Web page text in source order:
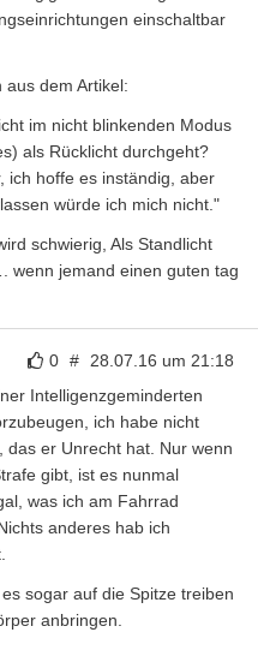
das er Unrecht hat. Nur wenn
gibt, ist es nunmal
anderes hab ich
sogar auf die Spitze treiben
anbringen.
0 # 28.07.16 um 11:30
Eier glühend unterm
Zitieren Antworten
0 # 28.07.16 um 14:58
Herz Form
Zitieren Antworten
...4
1